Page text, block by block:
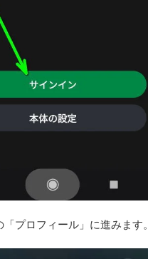
プロフィール」に進みます。